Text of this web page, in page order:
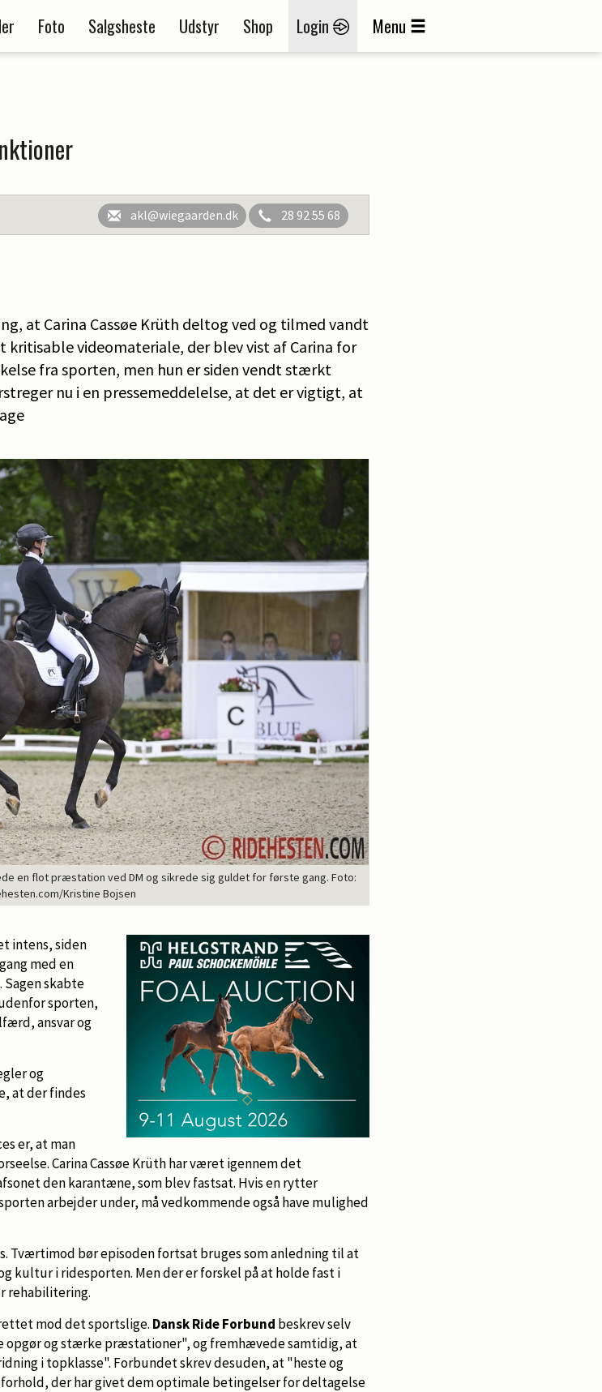
Foto Salgsheste Udstyr Shop Login Menu
akl@wiegaarden.dk 28 92 55 68
at Carina Cassøe Krüth deltog ved og tilmed vandt
kritisable videomateriale, der blev vist af Carina for
fra sporten, men hun er siden vendt stærkt
nu i en pressemeddelelse, at det er vigtigt, at
en flot præstation ved DM og sikrede sig guldet for første gang. Foto:
Kristine Bojsen
intens, siden
med en
skabte
sporten,
ansvar og
og
at der findes
er, at man
Carina Cassøe Krüth har været igennem det
den karantæne, som blev fastsat. Hvis en rytter
arbejder under, må vedkommende også have mulighed
Tværtimod bør episoden fortsat bruges som anledning til at
i ridesporten. Men der er forskel på at holde fast i
rehabilitering.
mod det sportslige. Dansk Ride Forbund beskrev selv
og stærke præstationer", og fremhævede samtidig, at
i topklasse". Forbundet skrev desuden, at "heste og
der har givet dem optimale betingelser for deltagelse